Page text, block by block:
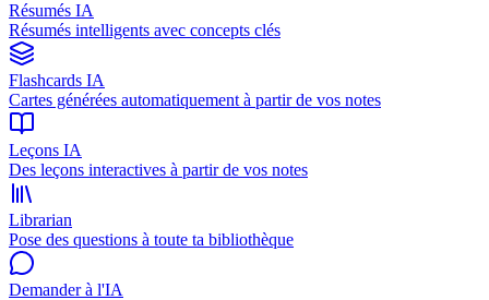
Résumés IA
Résumés intelligents avec concepts clés
Flashcards IA
Cartes générées automatiquement à partir de vos notes
Leçons IA
Des leçons interactives à partir de vos notes
Librarian
Pose des questions à toute ta bibliothèque
Demander à l'IA